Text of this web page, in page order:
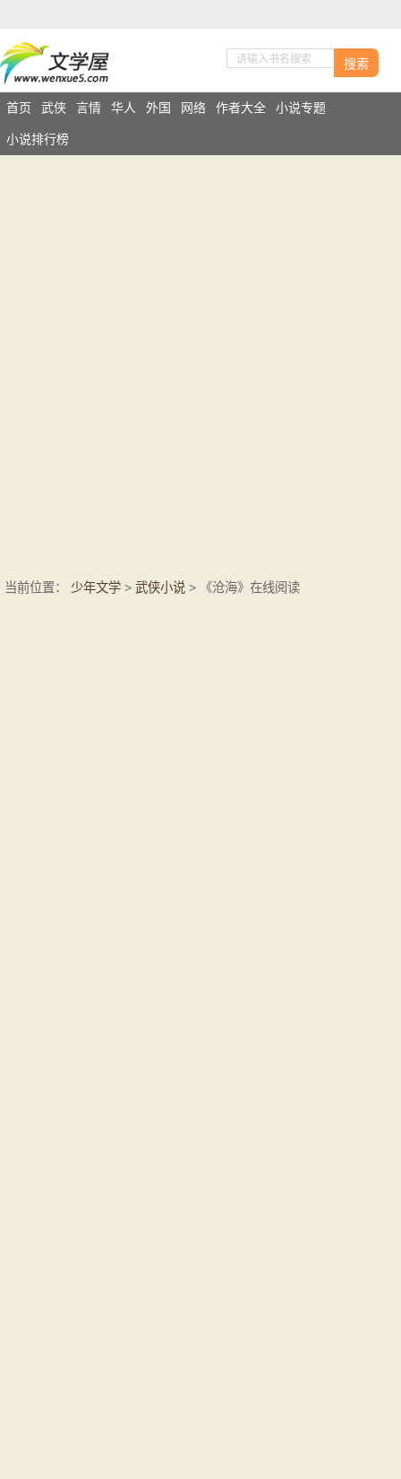
搜索
首页 武侠 言情 华人 外国 网络 作者大全 小说专题
小说排行榜
当前位置： 少年文学 > 武侠小说 > 《沧海》在线阅读